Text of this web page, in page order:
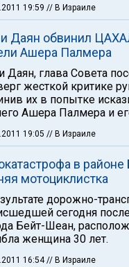
19:59 // В Израиле
Даян обвинил
Ашера Палмера
Даян, глава Совета
жесткой критике
их в попытке
Ашера Палмера и
19:05 // В Израиле
в
мотоциклистка
дорожно-
сегодня
Бейт-Шеан,
женщина 30 лет.
16:54// В Израиле